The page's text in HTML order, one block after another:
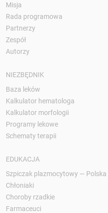
Misja
Rada programowa
Partnerzy
Zespół
Autorzy
NIEZBĘDNIK
Baza leków
Kalkulator hematologa
Kalkulator morfologii
Programy lekowe
Schematy terapii
EDUKACJA
Szpiczak plazmocytowy — Polska
Chłoniaki
Choroby rzadkie
Farmaceuci